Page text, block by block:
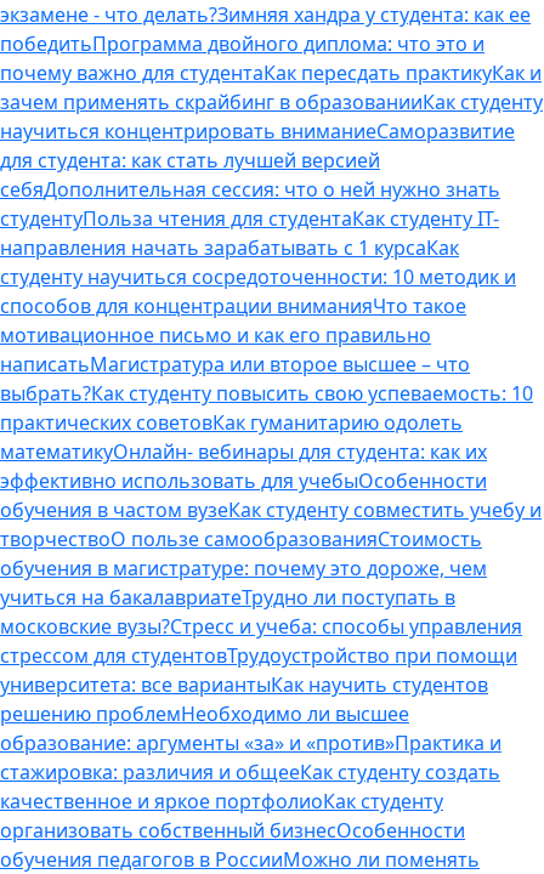
экзамене - что делать?Зимняя хандра у студента: как ее
победитьПрограмма двойного диплома: что это и
почему важно для студентаКак пересдать практикуКак и
зачем применять скрайбинг в образованииКак студенту
научиться концентрировать вниманиеСаморазвитие
для студента: как стать лучшей версией
себяДополнительная сессия: что о ней нужно знать
студентуПольза чтения для студентаКак студенту IT-
направления начать зарабатывать с 1 курсаКак
студенту научиться сосредоточенности: 10 методик и
способов для концентрации вниманияЧто такое
мотивационное письмо и как его правильно
написатьМагистратура или второе высшее – что
выбрать?Как студенту повысить свою успеваемость: 10
практических советовКак гуманитарию одолеть
математикуОнлайн- вебинары для студента: как их
эффективно использовать для учебыОсобенности
обучения в частом вузеКак студенту совместить учебу и
творчествоО пользе самообразованияСтоимость
обучения в магистратуре: почему это дороже, чем
учиться на бакалавриатеТрудно ли поступать в
московские вузы?Стресс и учеба: способы управления
стрессом для студентовТрудоустройство при помощи
университета: все вариантыКак научить студентов
решению проблемНеобходимо ли высшее
образование: аргументы «за» и «против»Практика и
стажировка: различия и общееКак студенту создать
качественное и яркое портфолиоКак студенту
организовать собственный бизнесОсобенности
обучения педагогов в РоссииМожно ли поменять